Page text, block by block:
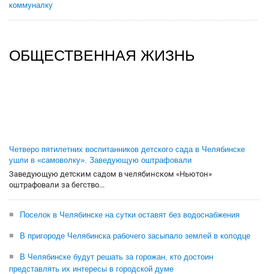
коммуналку
ОБЩЕСТВЕННАЯ ЖИЗНЬ
Четверо пятилетних воспитанников детского сада в Челябинске
ушли в «самоволку». Заведующую оштрафовали
Заведующую детским садом в челябинском «Ньютон»
оштрафовали за бегство...
Поселок в Челябинске на сутки оставят без водоснабжения
В пригороде Челябинска рабочего засыпало землей в колодце
В Челябинске будут решать за горожан, кто достоин
представлять их интересы в городской думе